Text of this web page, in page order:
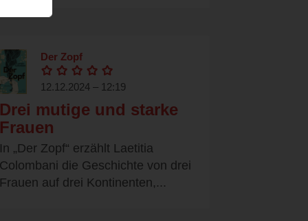
Der Zopf
12.12.2024 – 12:19
Drei mutige und starke
Frauen
In „Der Zopf“ erzählt Laetitia
Colombani die Geschichte von drei
Frauen auf drei Kontinenten,...